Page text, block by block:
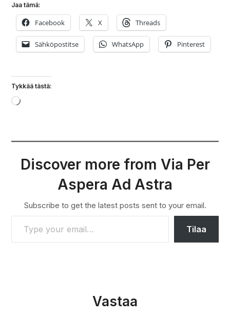
Jaa tämä:
Facebook X Threads
Sähköpostitse WhatsApp Pinterest
Tykkää tästä:
Loading…
Discover more from Via Per
Aspera Ad Astra
Subscribe to get the latest posts sent to your email.
TYPE YOUR EMAIL…
Tilaa
Vastaa